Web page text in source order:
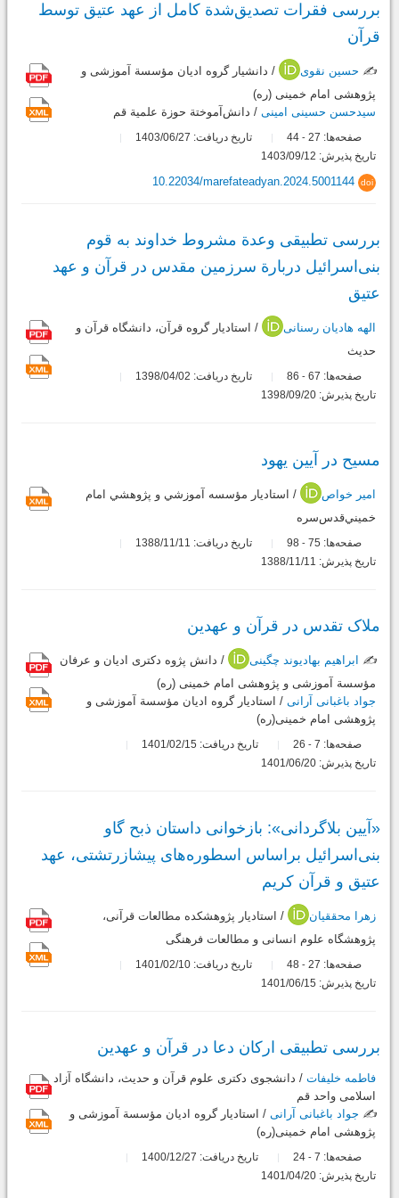
بررسی فقرات تصدیق‌شدة کامل از عهد عتیق توسط
قرآن
✍️ حسین نقوی
/ دانشیار گروه ادیان مؤسسة آموزشی و
پژوهشی امام خمینی (ره)
سیدحسن حسینی امینی / دانش‌آموختة حوزة علمیة قم
صفحه‌ها: 27
-
تاریخ دریافت: 1403/06/27
تاریخ پذیرش: 1403/09/12
doi
10.22034/marefateadyan.2024.5001144
بررسی تطبیقی وعدة مشروط خداوند به قوم
بنی‌اسرائیل دربارة سرزمین مقدس در قرآن و عهد
عتیق
الهه هادیان رسنانی
/ استادیار گروه قرآن، دانشگاه قرآن و
حدیث
صفحه‌ها: 67
-
تاریخ دریافت: 1398/04/02
تاریخ پذیرش: 1398/09/20
مسیح در آیین یهود
امیر خواص
/ استاديار مؤسسه آموزشي و پژوهشي امام
خميني‌قدس‌سره
صفحه‌ها: 75
-
تاریخ دریافت: 1388/11/11
تاریخ پذیرش: 1388/11/11
ملاک تقدس در قرآن و عهدین
✍️ ابراهیم بهادیوند چگینی
/ دانش پژوه دکتری ادیان و عرفان
مؤسسة آموزشی و پژوهشی امام خمینی (ره)
جواد باغبانی آرانی / استادیار گروه ادیان مؤسسة آموزشی و
پژوهشی امام خمینی(ره)
صفحه‌ها: 7
-
تاریخ دریافت: 1401/02/15
تاریخ پذیرش: 1401/06/20
«آیین بلاگردانی»: بازخوانی داستان ذبح گاو
بنی‌اسرائیل براساس اسطوره‌های پیشازرتشتی، عهد
عتیق و قرآن کریم
زهرا محققیان
/ استادیار پژوهشکده مطالعات قرآنی،
پژوهشگاه علوم انسانی و مطالعات فرهنگی
صفحه‌ها: 27
-
تاریخ دریافت: 1401/02/10
تاریخ پذیرش: 1401/06/15
بررسی تطبیقی ارکان دعا در قرآن و عهدین
فاطمه خلیفات / دانشجوی دکتری علوم قرآن و حدیث، دانشگاه آزاد
اسلامی واحد قم
✍️ جواد باغبانی آرانی / استادیار گروه ادیان مؤسسة آموزشی و
پژوهشی امام خمینی(ره)
صفحه‌ها: 7
-
تاریخ دریافت: 1400/12/27
تاریخ پذیرش: 1401/04/20